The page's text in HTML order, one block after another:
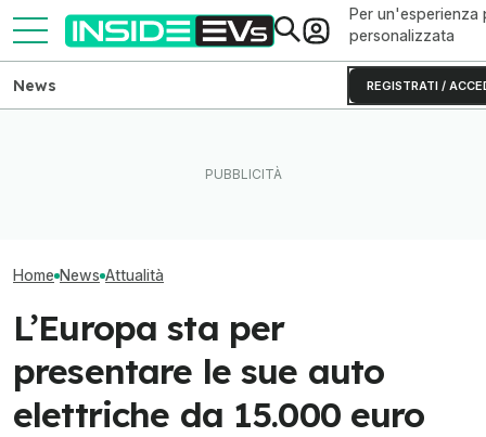
Per un'esperienza
personalizzata
REGISTRATI /
News
Home News Attualità
L’Europa sta per
presentare le sue auto
elettriche da 15.000 euro